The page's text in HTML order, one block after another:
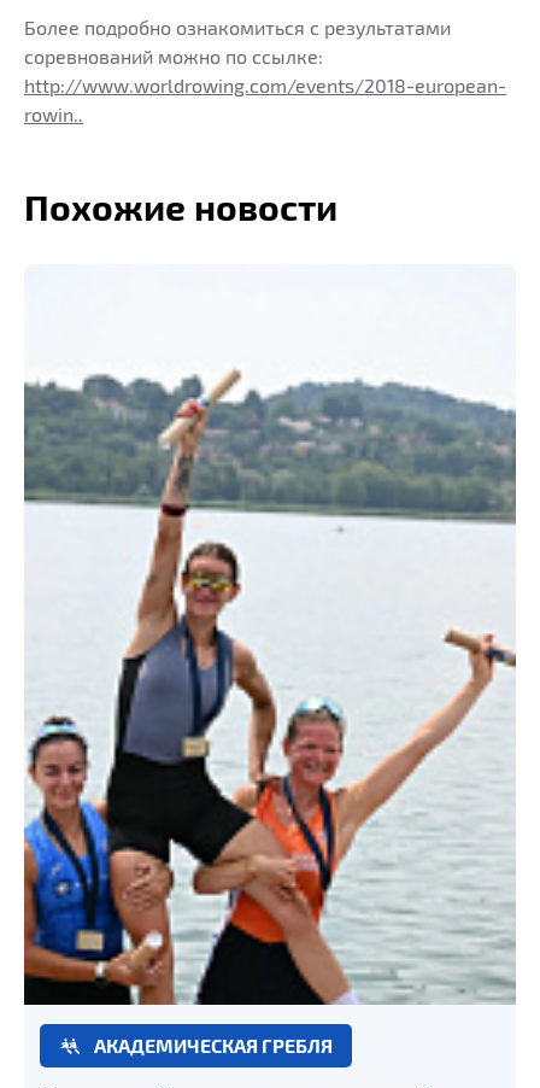
Более подробно ознакомиться с результатами
соревнований можно по ссылке:
http://www.worldrowing.com/events/2018-european-
rowin..
Похожие новости
АКАДЕМИЧЕСКАЯ ГРЕБЛЯ